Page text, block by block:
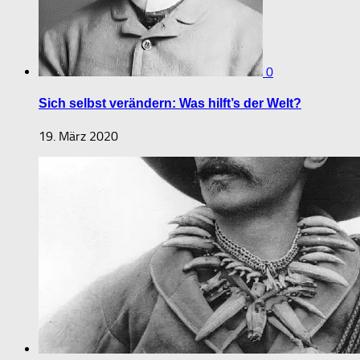
0
Sich selbst verändern: Was hilft’s der Welt?
19. März 2020